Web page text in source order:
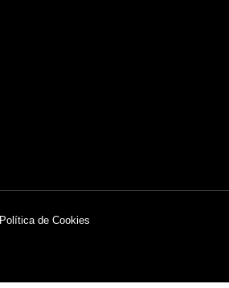
Política de Cookies